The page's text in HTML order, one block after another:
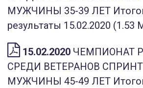
МУЖЧИНЫ 35-39 ЛЕТ
результаты 15.02.2020 (1.53
15.02.2020 ЧЕМПИОНАТ
СРЕДИ ВЕТЕРАНОВ
МУЖЧИНЫ 45-49 ЛЕТ